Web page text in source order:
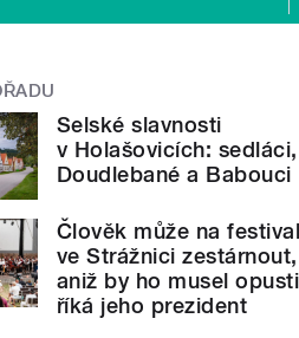
Selské slavnosti
v Holašovicích: sedláci,
Doudlebané a Babouci
Člověk může na
ve Strážnici zestárnout,
aniž by ho musel
říká jeho prezident